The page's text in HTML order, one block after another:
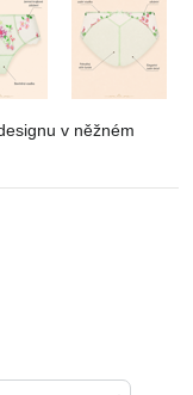
v něžném